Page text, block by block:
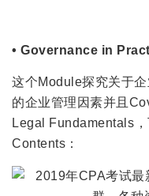
• Governance in
这个Module探究关于
的企业管理因素并且
Legal Fundamentals
Contents：